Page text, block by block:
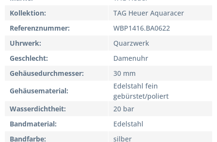
Kollektion
TAG Heuer Aquaracer
Referenznummer
WBP1416.BA0622
Uhrwerk
Quarzwerk
Geschlecht
Damenuhr
Gehäusedurchmesser
30 mm
Gehäusematerial
Edelstahl fein
gebürstet/poliert
Wasserdichtheit
20 bar
Bandmaterial
Edelstahl
Bandfarbe
silber